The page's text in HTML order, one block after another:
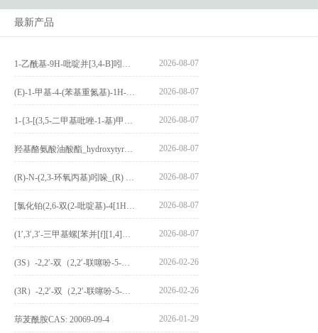
最新产品
2026-08-07
2026-08-07
2026-08-07
2026-08-07
2026-08-07
2026-08-07
2026-08-07
2026-02-26
2026-02-26
荜茇酰胺CAS: 20069-09-4 2026-01-29